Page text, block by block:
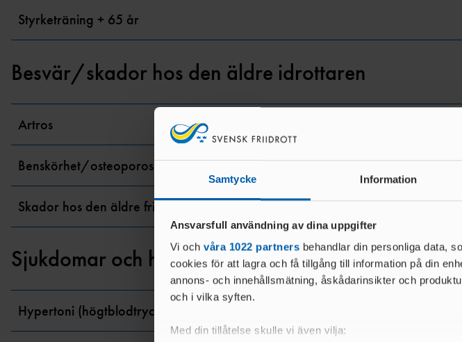
Samtycke Information
Ansvarsfull användning av dina uppgifter
Vi och våra 1022 partners behandlar din personliga data,
cookies för att lagra och få tillgång till information på din
annons- och innehållsmätning, åskådarinsikter och
och i vilka syften.
Med din tillåtelse skulle vi även vilja:
Styrketräning + 65 år
Besvär/skador hos den äldre idrottaren
Artros
Benskörhet/osteoporos
Skador hos den äldre friidrottaren
Sjukdomar och hälsobesvär
Hypertoni (högtblodtryck)